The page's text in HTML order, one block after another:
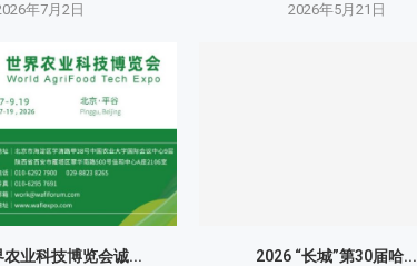
年7月2日 2026年5月21日
农业科技博览会诚... 2026 “长城”第30届哈...